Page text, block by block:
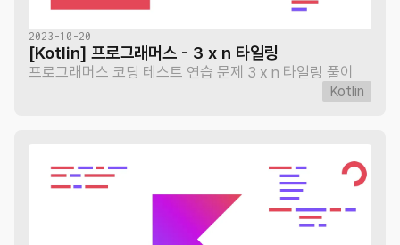
2023-10-20
[Kotlin] 프로그래머스 - 3 x n 타일링
프로그래머스 코딩 테스트 연습 문제 3 x n 타일링 풀이
Kotlin